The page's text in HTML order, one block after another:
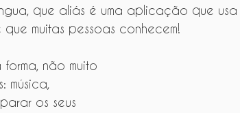
que aliás é uma aplicação que usa
que muitas pessoas conhecem!
não muito
música,
os seus